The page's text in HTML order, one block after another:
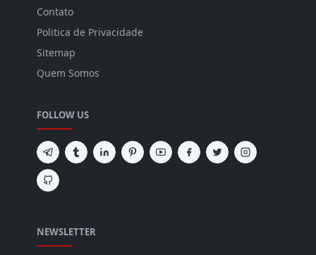
Contato
Politica de Privacidade
Sitemap
Quem Somos
FOLLOW US
NEWSLETTER